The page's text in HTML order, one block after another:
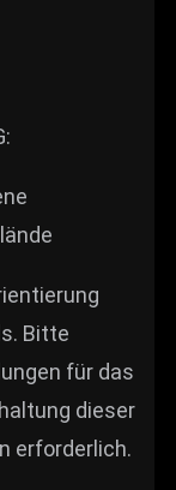
Bitte
für das
dieser
erforderlich.